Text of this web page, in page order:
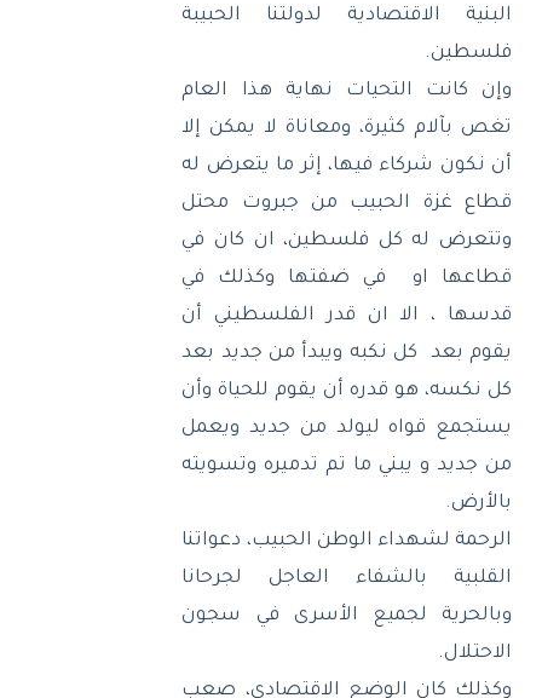
البنية الاقتصادية لدولتنا الحبيبة
فلسطين.
وإن كانت التحيات نهاية هذا العام
تغص بآلام كثيرة، ومعاناة لا يمكن إلا
أن نكون شركاء فيها، إثر ما يتعرض له
قطاع غزة الحبيب من جبروت محتل
وتتعرض له كل فلسطين، ان كان في
قطاعها او
في ضفتها وكذلك في
قدسها ، الا ان قدر الفلسطيني أن
يقوم بعد
كل نكبه ويبدأ من جديد بعد
كل نكسه، هو قدره أن يقوم للحياة وأن
يستجمع قواه ليولد من جديد ويعمل
من جديد و يبني ما تم تدميره وتسويته
بالأرض.
الرحمة لشهداء الوطن الحبيب، دعواتنا
القلبية بالشفاء العاجل لجرحانا
وبالحرية لجميع الأسرى في سجون
الاحتلال.
وكذلك كان الوضع الاقتصادي، صعب